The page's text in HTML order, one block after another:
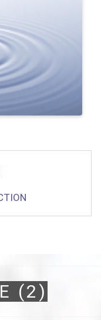
(2)